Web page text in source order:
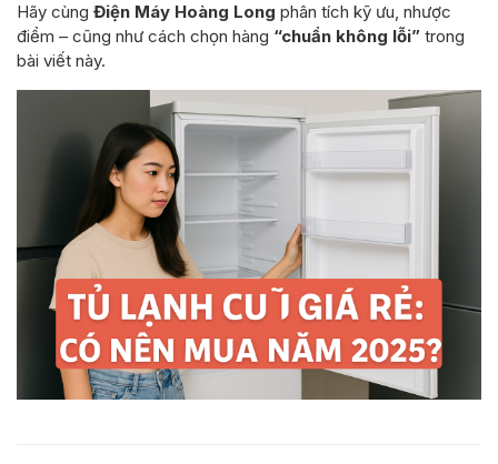
Hãy cùng Điện Máy Hoàng Long phân tích kỹ ưu, nhược
điểm – cũng như cách chọn hàng “chuẩn không lỗi” trong
bài viết này.